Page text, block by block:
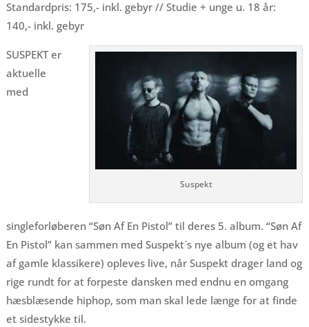
Standardpris: 175,- inkl. gebyr // Studie + unge u. 18 år:
140,- inkl. gebyr
Suspekt
SUSPEKT er
aktuelle
med
singleforløberen “Søn Af En Pistol” til deres 5. album. “Søn Af
En Pistol” kan sammen med Suspekt´s nye album (og et hav
af gamle klassikere) opleves live, når Suspekt drager land og
rige rundt for at forpeste dansken med endnu en omgang
hæsblæsende hiphop, som man skal lede længe for at finde
et sidestykke til.